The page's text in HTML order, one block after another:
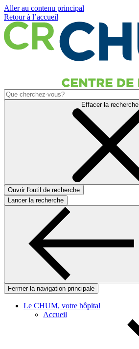
Aller au contenu principal
Retour à l’accueil
Effacer la recherche
Ouvrir l'outil de recherche
Lancer la recherche
Fermer la navigation principale
Le CHUM, votre hôpital
Accueil